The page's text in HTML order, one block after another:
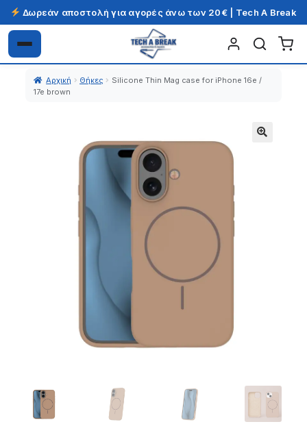
Δωρεάν αποστολή για αγορές άνω των 20€ | Tech A Break
Απευθείας
μετάβαση
Μετάβαση
σε
περιεχόμενο
Αρχική Θήκες
Silicone Thin Mag case for iPhone 16e /
17e brown